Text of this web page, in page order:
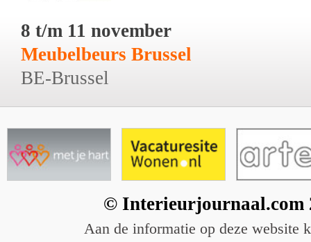
8 t/m 11 november
Meubelbeurs Brussel
BE-Brussel
© Interieurjournaal.com
Aan de informatie op deze website